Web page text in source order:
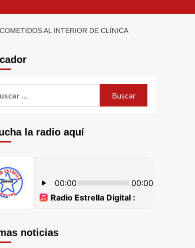
AL INTERIOR DE CLÍNICA
la radio aquí
noticias